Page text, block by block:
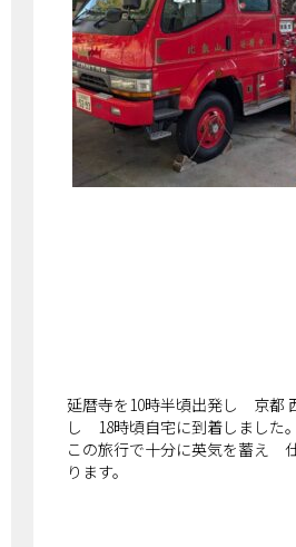
延暦寺を10時半頃出発し 京都
し 18時頃自宅に到着しました。
この旅行で十分に英気を蓄え
ります。